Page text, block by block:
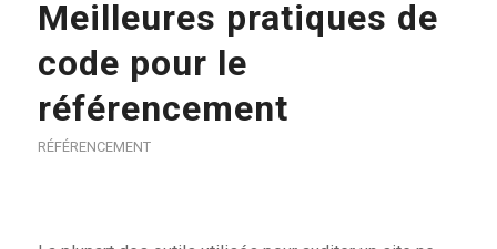
Meilleures pratiques de
code pour le
référencement
RÉFÉRENCEMENT